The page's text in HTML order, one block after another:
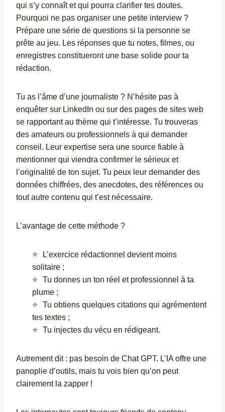
qui s’y connaît et qui pourra clarifier tes doutes.
Pourquoi ne pas organiser une petite interview ?
Prépare une série de questions si la personne se
prête au jeu. Les réponses que tu notes, filmes, ou
enregistres constitueront une base solide pour ta
rédaction.
Tu as l’âme d’une journaliste ? N’hésite pas à
enquêter sur LinkedIn ou sur des pages de sites web
se rapportant au thème qui t’intéresse. Tu trouveras
des amateurs ou professionnels à qui demander
conseil. Leur expertise sera une source fiable à
mentionner qui viendra confirmer le sérieux et
l’originalité de ton sujet. Tu peux leur demander des
données chiffrées, des anecdotes, des références ou
tout autre contenu qui t’est nécessaire.
L’avantage de cette méthode ?
L’exercice rédactionnel devient moins
solitaire ;
Tu donnes un ton réel et professionnel à ta
plume ;
Tu obtiens quelques citations qui agrémentent
tes textes ;
Tu injectes du vécu en rédigeant.
Autrement dit : pas besoin de Chat GPT. L’IA offre une
panoplie d’outils, mais tu vois bien qu’on peut
clairement la zapper !